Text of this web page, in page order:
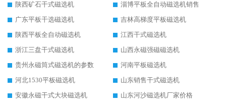
陕西矿石干式磁选机
淄博平板全自动磁选机销售
广东平板干选磁选机
吉林高梯度平板磁选机
陕西平板全自动磁选机
江西干式磁选机
浙江三盘干式磁选机
山西永磁强磁磁选机
贵州永磁筒式磁选机的参数
河南平板磁选机
河北1530平板磁选机
山东销售干式磁选机
安徽永磁干式大块磁选机
山东河沙磁选机厂家价格